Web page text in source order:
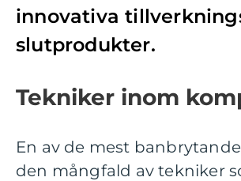
innovativa
slutprodukter.
Tekniker inom
En av de mest
den mångfald av tekniker